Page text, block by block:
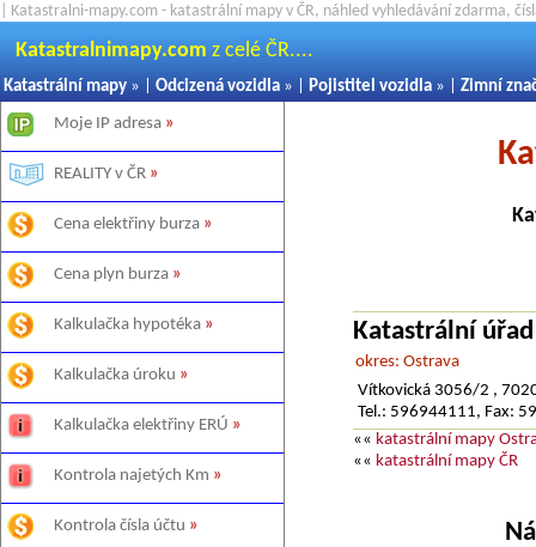
| Katastralni-mapy.com - katastrální mapy v ČR, náhled vyhledávání zdarma,
Katastralnimapy.com z celé ČR....
Katastrální mapy » | Odcizená vozidla » | Pojistitel vozidla » | Zimní
Moje IP adresa »
REALITY v ČR »
Cena elektřiny burza »
Cena plyn burza »
Kalkulačka hypotéka »
Kalkulačka úroku »
Kalkulačka elektřiny ERÚ »
Kontrola najetých Km »
Kontrola čísla účtu »
Katastrální
okres: Ostrava
Vítkovická 3056/2 ,
Tel.: 596944111, Fax:
«« katastrální mapy
«« katastrální mapy ČR